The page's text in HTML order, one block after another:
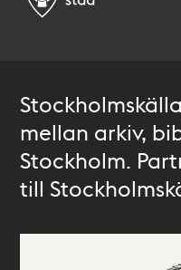
mellan arkiv,
Stockholm.
till